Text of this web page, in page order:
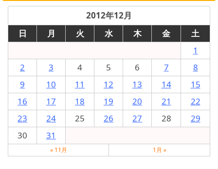
2012年12月
日
月 火 水 木 金
土
1
2
3 4 5 6 7
8
9
10 11 12 13 14
15
16
17 18 19 20 21
22
23
24 25 26 27 28
29
30
31
« 11月 1月 »